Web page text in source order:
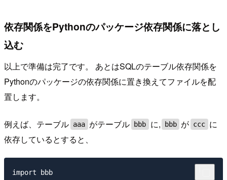
依存関係をPythonのパッケージ依存関係に落とし
込む
以上で準備は完了です。 あとはSQLのテーブル依存関係を
Pythonのパッケージの依存関係に置き換えてファイルを配
置します。
例えば、テーブル aaa がテーブル bbb に, bbb が ccc に
依存しているとすると、